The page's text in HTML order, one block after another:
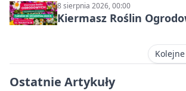
8 sierpnia 2026, 00:00
Kiermasz Roślin
Ostatnie Artykuły